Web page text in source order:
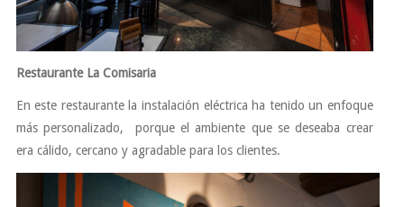
Restaurante La Comisaria
En este restaurante la instalación eléctrica ha tenido un enfoque
más personalizado, porque el ambiente que se deseaba crear
era cálido, cercano y agradable para los clientes.